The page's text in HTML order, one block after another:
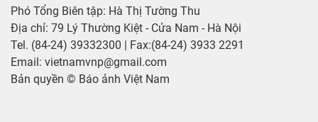
Phó Tổng Biên tập: Hà Thị Tường Thu
Địa chỉ: 79 Lý Thường Kiệt - Cửa Nam - Hà Nội
Tel. (84-24) 39332300 | Fax:(84-24) 3933 2291
Email: vietnamvnp@gmail.com
Bản quyền © Báo ảnh Việt Nam